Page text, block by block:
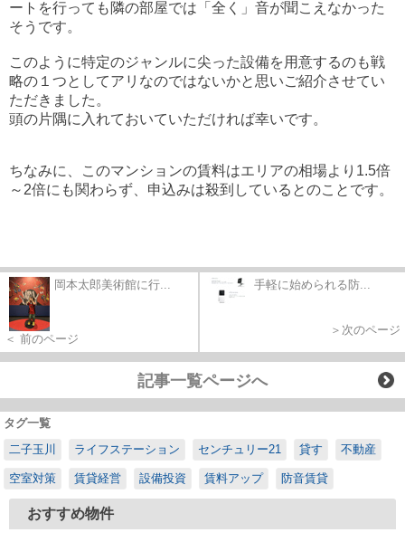
ートを行っても隣の部屋では「全く」音が聞こえなかった
そうです。
このように特定のジャンルに尖った設備を用意するのも戦
略の１つとしてアリなのではないかと思いご紹介させてい
ただきました。
頭の片隅に入れておいていただければ幸いです。
ちなみに、このマンションの賃料はエリアの相場より1.5倍
～2倍にも関わらず、申込みは殺到しているとのことです。
岡本太郎美術館に行...
＜ 前のページ
手軽に始められる防...
＞次のページ
記事一覧ページへ
タグ一覧
二子玉川
ライフステーション センチュリー21 貸す 不動産
空室対策 賃貸経営 設備投資 賃料アップ 防音賃貸
おすすめ物件